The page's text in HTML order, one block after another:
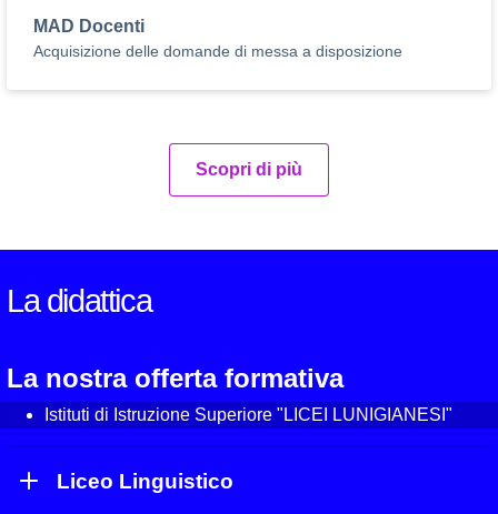
MAD Docenti
Acquisizione delle domande di messa a disposizione
Scopri di più
La didattica
La nostra offerta formativa
Istituti di Istruzione Superiore "LICEI LUNIGIANESI"
Liceo Linguistico